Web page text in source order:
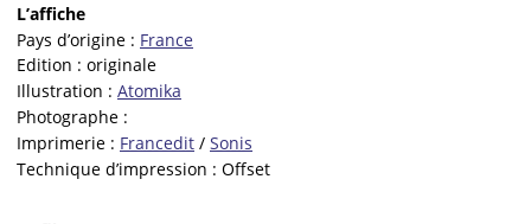
L’affiche
Pays d’origine : France
Edition : originale
Illustration : Atomika
Photographe :
Imprimerie : Francedit / Sonis
Technique d’impression : Offset